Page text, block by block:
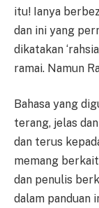
itu! Ianya
dan ini yang
dikatakan
ramai. Namun
Bahasa yang
terang, jelas
dan terus
memang
dan penulis
dalam panduan